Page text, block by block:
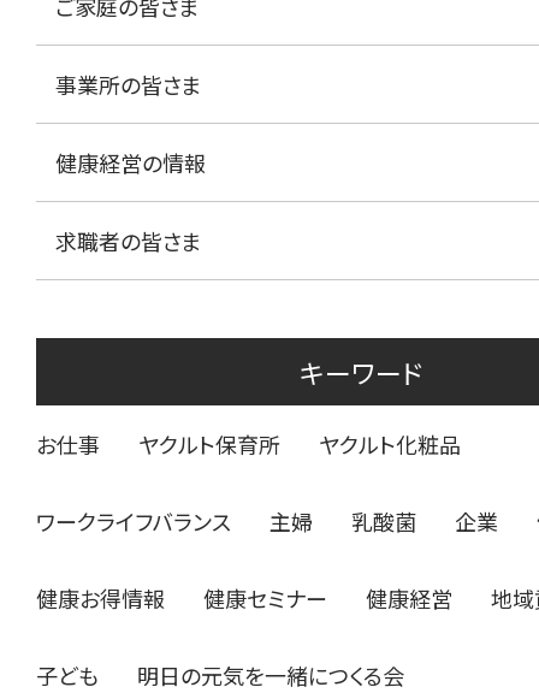
事業所の皆さま
健康経営の情報
求職者の皆さま
キーワード
お仕事 ヤクルト保育所 ヤクルト化粧品
ワークライフバランス 主婦 乳酸菌 企業
健康お得情報 健康セミナー 健康経営 地
子ども 明日の元気を一緒につくる会